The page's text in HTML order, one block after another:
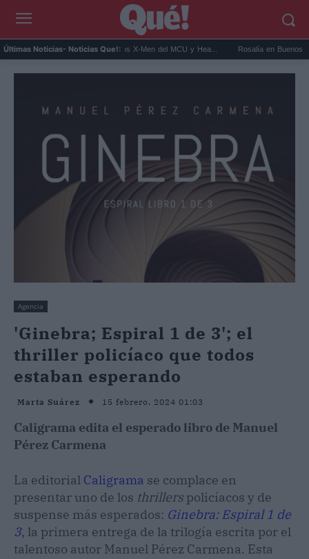
Últimas Noticias- Noticias Que!:
será Cíclope en los X-Men del MCU y Hea... Rosalía en Buenos Aires:
Agencia
'Ginebra; Espiral 1 de 3'; el
thriller policíaco que todos
estaban esperando
Marta Suárez 15 febrero, 2024 01:03
Caligrama edita el esperado libro de Manuel
Pérez Carmena
La editorial Caligrama se complace en
presentar uno de los thrillerspolicíacos y de
suspense más esperados: Ginebra: Espiral 1 de
3, la primera entrega de la trilogía escrita por el
talentoso autor Manuel Pérez Carmena. Esta